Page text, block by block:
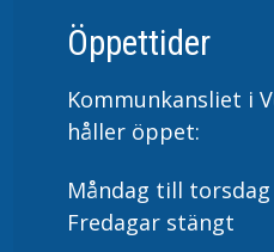
Öppettider
Kommunkansliet i
håller öppet:
Måndag till
Fredagar stängt